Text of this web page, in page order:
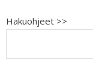
Hakuohjeet >>